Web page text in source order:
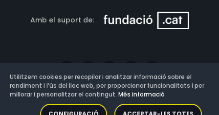
Amb el suport de:
Versió: 3.13.0.202607011342
Utilitzem cookies per recopilar i analitzar informació sobre el
rendiment i l’ús del lloc web, per proporcionar funcionalitats i per
millorar i personalitzar el contingut. Més informació